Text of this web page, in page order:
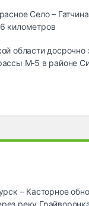
Село –
километров
области досрочно
М‑5 в районе
– Касторное
реку